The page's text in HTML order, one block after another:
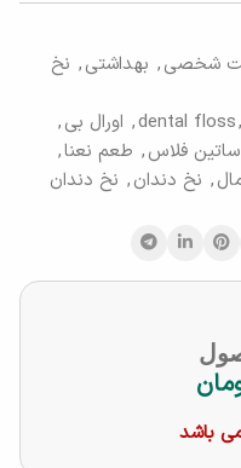
شخصی, بهداشتی, نخ
dental floss,
, اورال بی,
ساتین فلاس, طعم نعنا,
, نخ دندان, نخ دندان
باشد